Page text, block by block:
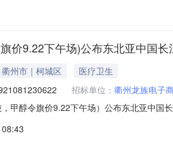
价9.22下午场)公布东北亚中国
州市｜柯城区
医疗卫生
招标单位： 衢州龙族电子
，甲醇令旗价9.22下午场）公布东北亚中
亚中国长江口“甲醇”中下游主体采购意向